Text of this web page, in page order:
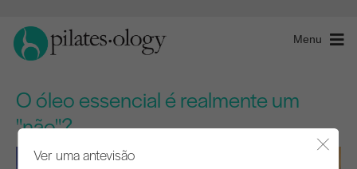
Menu
O óleo essencial é realmente um
"não"?
Ver uma antevisão